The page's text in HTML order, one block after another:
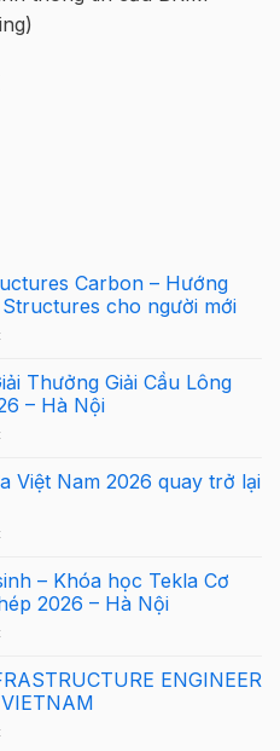
Carbon – Hướng
cho người mới
ở
Tekla
Structures
Carbon
–
dẫn
Tekla
cho
người
Thưởng Giải Cầu Lông
– Hà Nội
ở
Bố
Giải
Giải
Cầu
Lông
Tekla
Nam
2026
Hà
Việt Nam 2026 quay trở lại
ở
Cầu
Lông
Tekla
Việt
2026
quay
lại
– Khóa học Tekla Cơ
2026 – Hà Nội
ở
báo
tuyển
sinh
–
ENGINEER
ở